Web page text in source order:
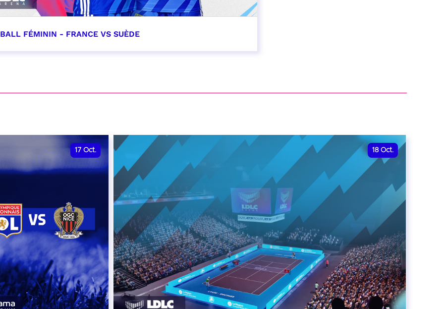
FÉMININ - FRANCE VS SUÈDE
17 Oct. 18 Oct.